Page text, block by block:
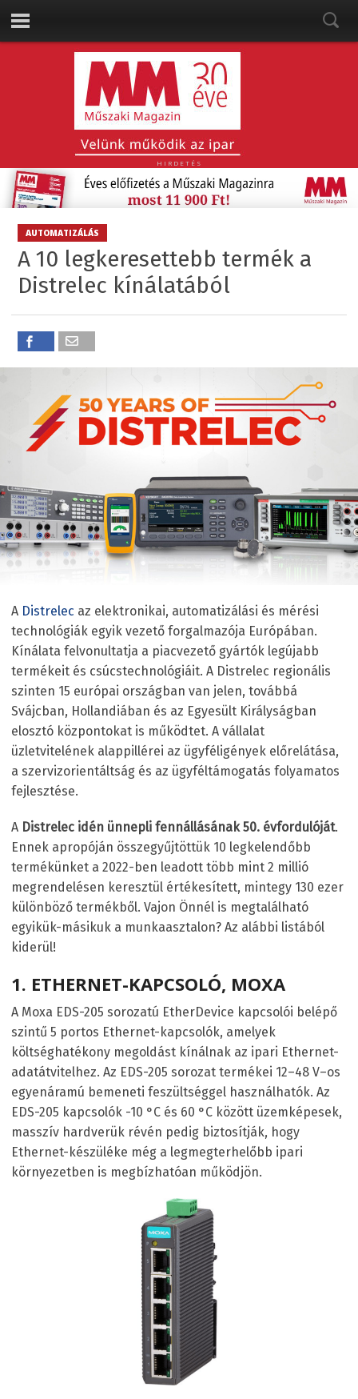
HIRDETÉS
AUTOMATIZÁLÁS
A 10 legkeresettebb termék a
Distrelec kínálatából
A Distrelec az elektronikai, automatizálási és mérési
technológiák egyik vezető forgalmazója Európában.
Kínálata felvonultatja a piacvezető gyártók legújabb
termékeit és csúcstechnológiáit. A Distrelec regionális
szinten 15 európai országban van jelen, továbbá
Svájcban, Hollandiában és az Egyesült Királyságban
elosztó központokat is működtet. A vállalat
üzletvitelének alappillérei az ügyféligények előrelátása,
a szervizorientáltság és az ügyféltámogatás folyamatos
fejlesztése.
A Distrelec idén ünnepli fennállásának 50. évfordulóját.
Ennek apropóján összegyűjtöttük 10 legkelendőbb
termékünket a 2022-ben leadott több mint 2 millió
megrendelésen keresztül értékesített, mintegy 130 ezer
különböző termékből. Vajon Önnél is megtalálható
egyikük-másikuk a munkaasztalon? Az alábbi listából
kiderül!
1. ETHERNET-KAPCSOLÓ, MOXA
A Moxa EDS-205 sorozatú EtherDevice kapcsolói belépő
szintű 5 portos Ethernet-kapcsolók, amelyek
költséghatékony megoldást kínálnak az ipari Ethernet-
adatátvitelhez. Az EDS-205 sorozat termékei 12–48 V–os
egyenáramú bemeneti feszültséggel használhatók. Az
EDS-205 kapcsolók -10 °C és 60 °C között üzemképesek,
masszív hardverük révén pedig biztosítják, hogy
Ethernet-készüléke még a legmegterhelőbb ipari
környezetben is megbízhatóan működjön.